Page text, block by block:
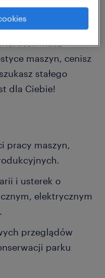
i
stanowisko
Jeśli masz
maszyn, cenisz
stałego
dla Ciebie!
pracy maszyn,
i usterek o
elektrycznym
przeglądów
parku